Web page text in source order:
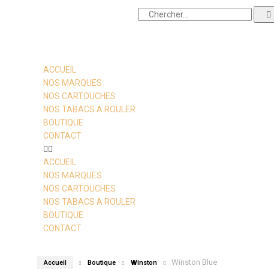
ACCUEIL
NOS MARQUES
NOS CARTOUCHES
NOS TABACS A ROULER
BOUTIQUE
CONTACT
ACCUEIL
NOS MARQUES
NOS CARTOUCHES
NOS TABACS A ROULER
BOUTIQUE
CONTACT
Accueil Boutique Winston Winston Blue